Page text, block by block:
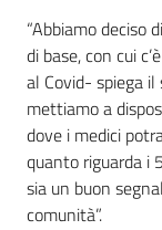
“Abbiamo deciso
di base, con cui
al Covid- spiega il
mettiamo a
dove i medici
quanto riguarda i
sia un buon
comunità”.